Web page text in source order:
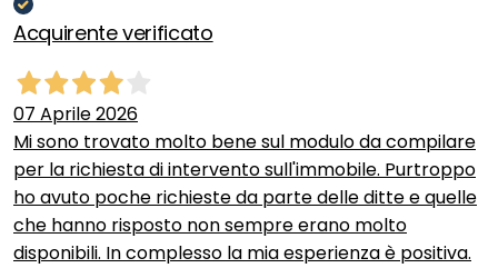
Acquirente verificato
07 Aprile 2026
Mi sono trovato molto bene sul modulo da compilare
per la richiesta di intervento sull'immobile. Purtroppo
ho avuto poche richieste da parte delle ditte e quelle
che hanno risposto non sempre erano molto
disponibili. In complesso la mia esperienza è positiva.